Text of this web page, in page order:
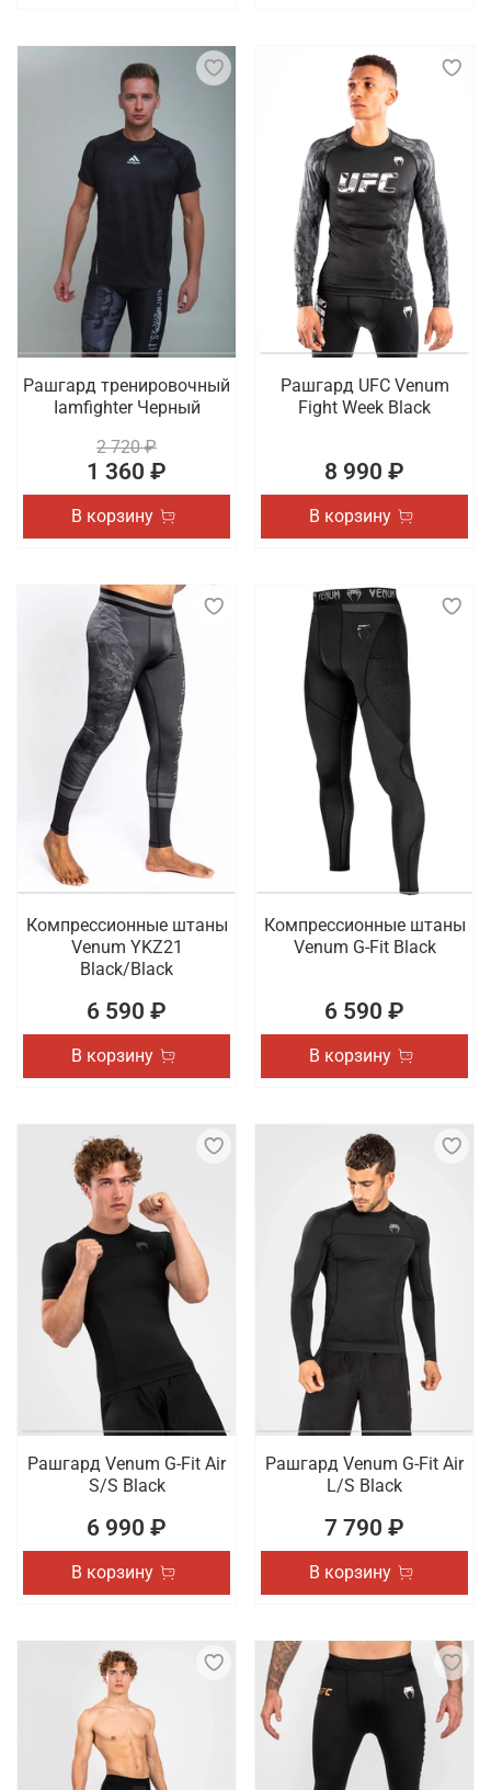
Рашгард тренировочный
Iamfighter Черный
2 720 ₽
1 360 ₽
В корзину
Рашгард UFC Venum
Fight Week Black
8 990 ₽
В корзину
Компрессионные штаны
Venum YKZ21
Black/Black
6 590 ₽
В корзину
Компрессионные штаны
Venum G-Fit Black
6 590 ₽
В корзину
Рашгард Venum G-Fit Air
S/S Black
6 990 ₽
В корзину
Рашгард Venum G-Fit Air
L/S Black
7 790 ₽
В корзину